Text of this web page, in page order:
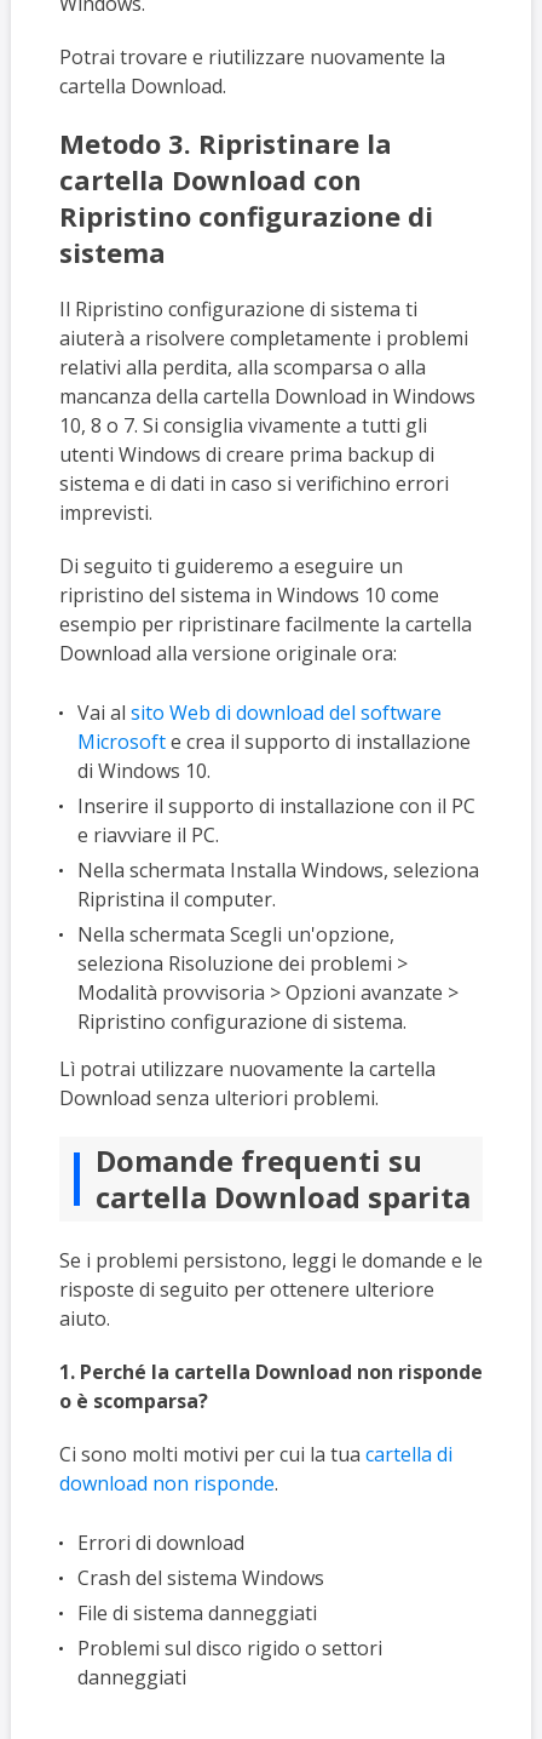
Potrai trovare e riutilizzare nuovamente la
cartella Download.
Metodo 3. Ripristinare la
cartella Download con
Ripristino configurazione di
sistema
Il Ripristino configurazione di sistema ti
aiuterà a risolvere completamente i problemi
relativi alla perdita, alla scomparsa o alla
mancanza della cartella Download in Windows
10, 8 o 7. Si consiglia vivamente a tutti gli
utenti Windows di creare prima backup di
sistema e di dati in caso si verifichino errori
imprevisti.
Di seguito ti guideremo a eseguire un
ripristino del sistema in Windows 10 come
esempio per ripristinare facilmente la cartella
Download alla versione originale ora:
Vai al sito Web di download del software
Microsofte crea il supporto di installazione
di Windows 10.
Inserire il supporto di installazione con il PC
e riavviare il PC.
Nella schermata Installa Windows, seleziona
Ripristina il computer.
Nella schermata Scegli un'opzione,
seleziona Risoluzione dei problemi >
Modalità provvisoria > Opzioni avanzate >
Ripristino configurazione di sistema.
Lì potrai utilizzare nuovamente la cartella
Download senza ulteriori problemi.
Domande frequenti su
cartella Download sparita
Se i problemi persistono, leggi le domande e le
risposte di seguito per ottenere ulteriore
aiuto.
1. Perché la cartella Download non risponde
o è scomparsa?
Ci sono molti motivi per cui la tua cartella di
download non risponde.
Errori di download
Crash del sistema Windows
File di sistema danneggiati
Problemi sul disco rigido o settori
danneggiati